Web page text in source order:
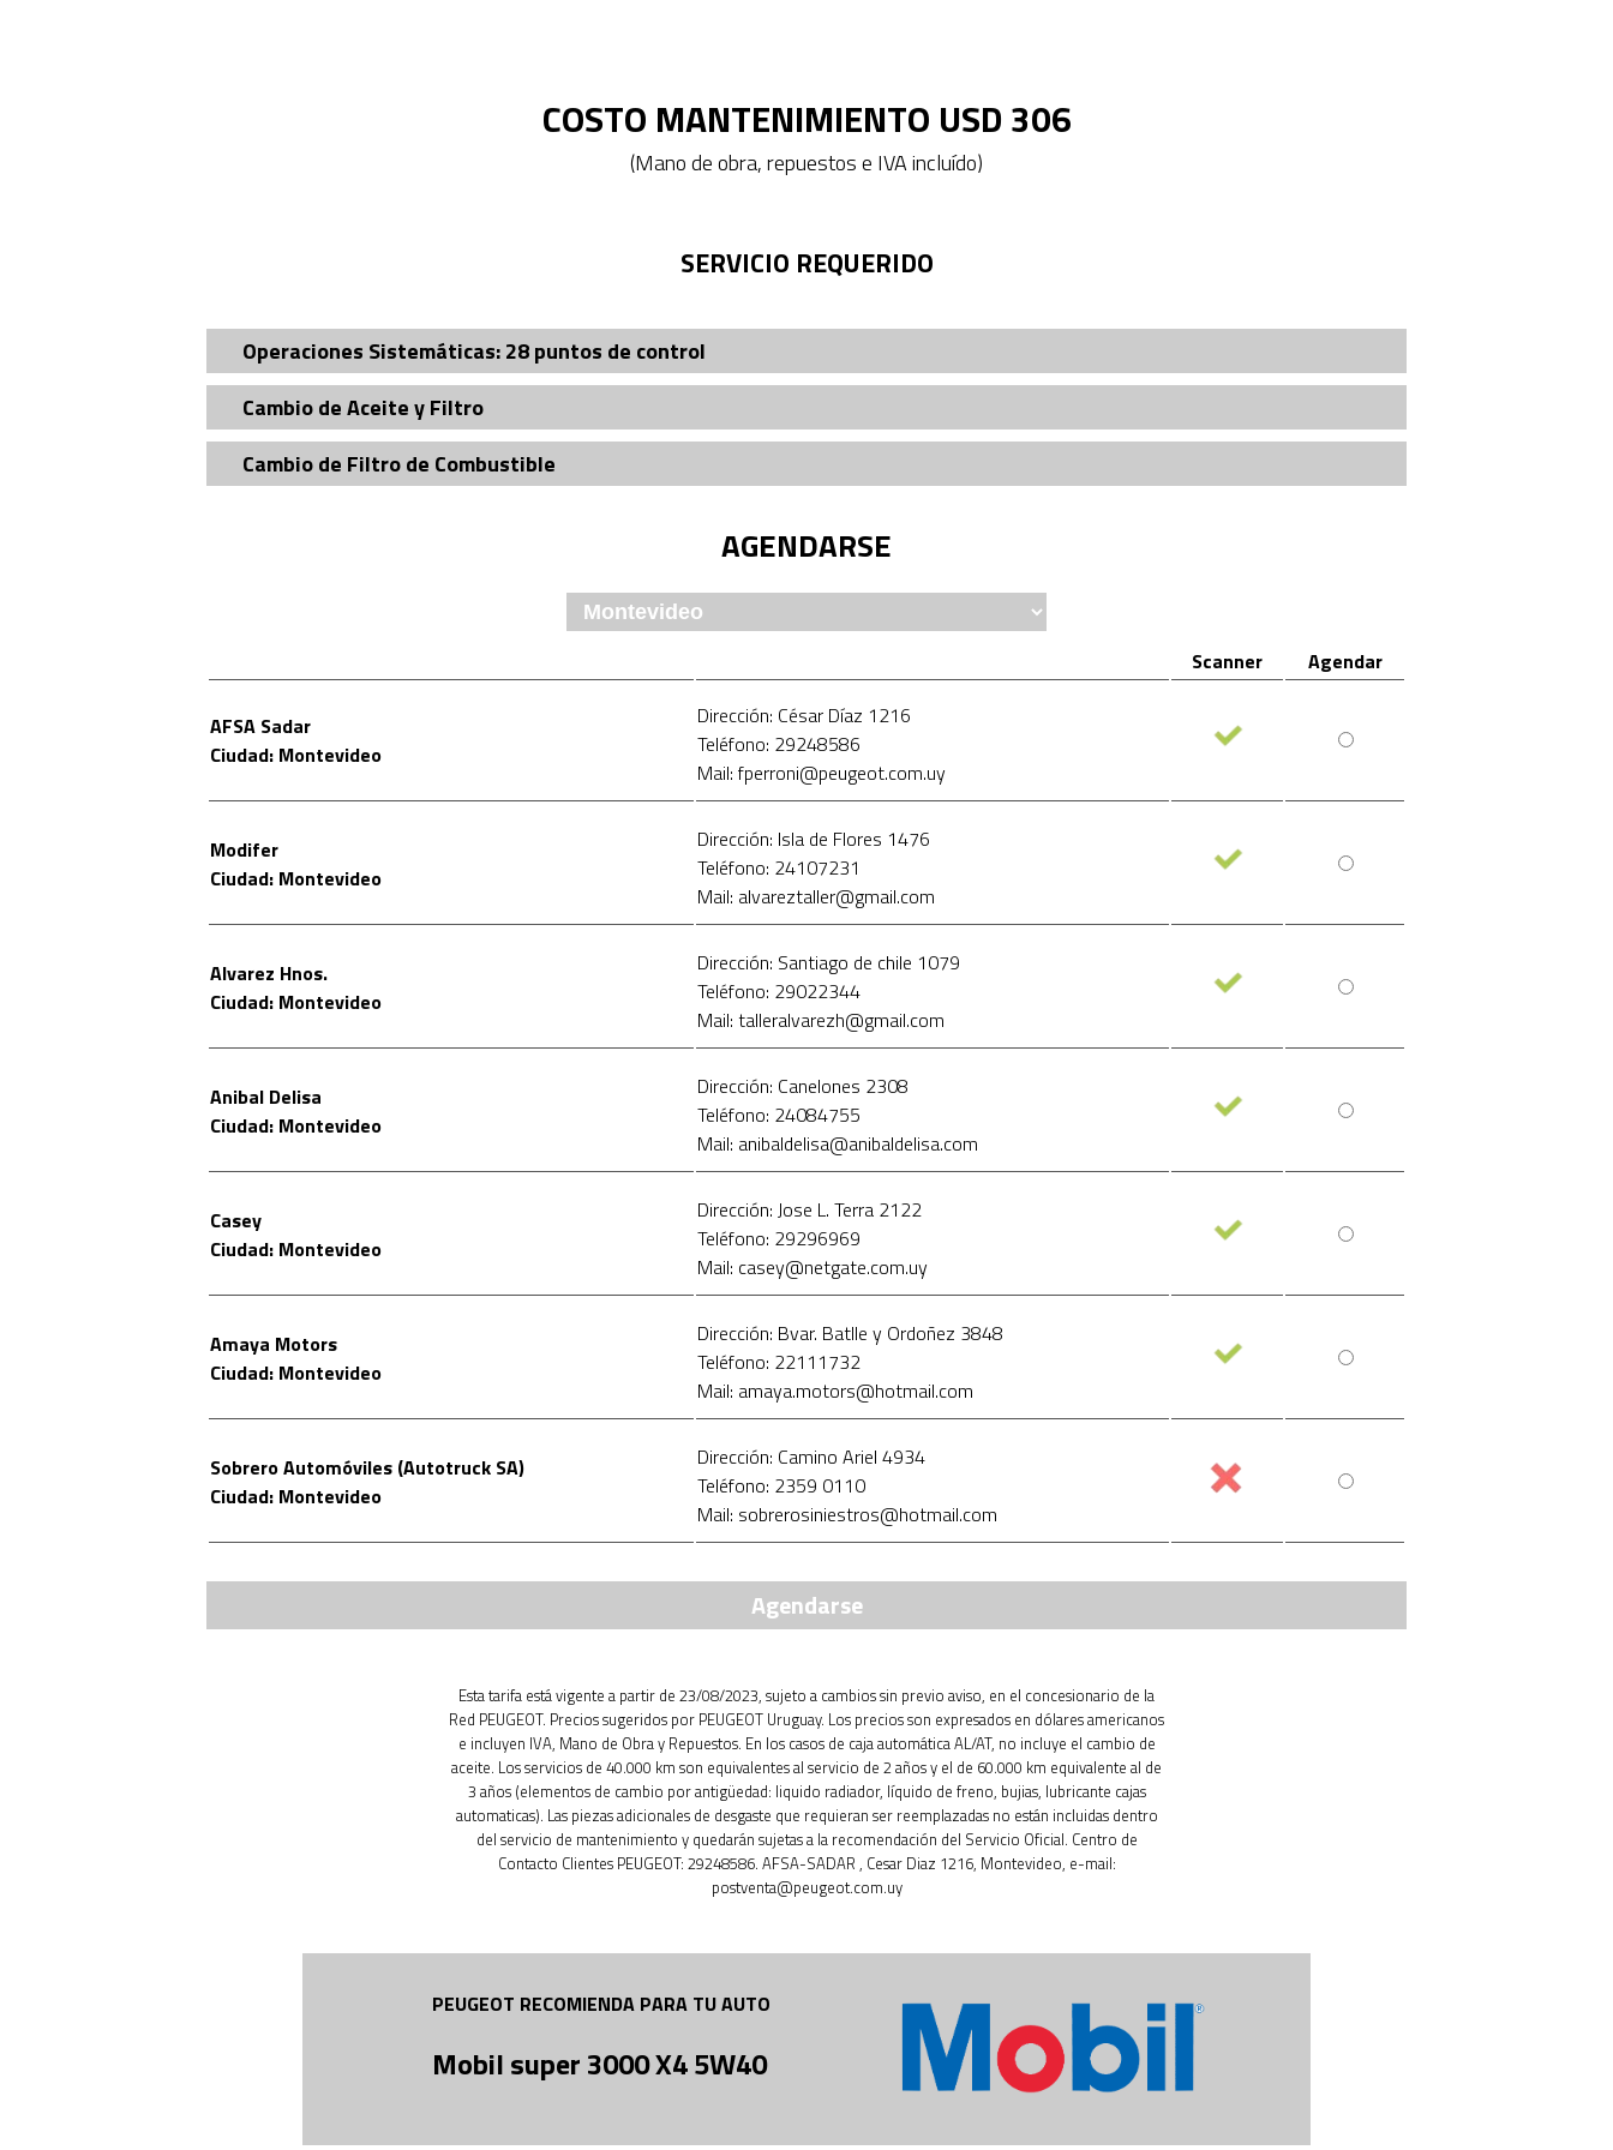
COSTO MANTENIMIENTO USD 306
(Mano de obra, repuestos e IVA incluído)
SERVICIO REQUERIDO
Operaciones Sistemáticas: 28 puntos de control
Cambio de Aceite y Filtro
Cambio de Filtro de Combustible
AGENDARSE
Scanner Agendar
AFSA Sadar
Ciudad: Montevideo
Dirección: César Díaz 1216
Teléfono: 29248586
Mail: fperroni@peugeot.com.uy
Modifer
Ciudad: Montevideo
Dirección: Isla de Flores 1476
Teléfono: 24107231
Mail: alvareztaller@gmail.com
Alvarez Hnos.
Ciudad: Montevideo
Dirección: Santiago de chile 1079
Teléfono: 29022344
Mail: talleralvarezh@gmail.com
Anibal Delisa
Ciudad: Montevideo
Dirección: Canelones 2308
Teléfono: 24084755
Mail: anibaldelisa@anibaldelisa.com
Casey
Ciudad: Montevideo
Dirección: Jose L. Terra 2122
Teléfono: 29296969
Mail: casey@netgate.com.uy
Amaya Motors
Ciudad: Montevideo
Dirección: Bvar. Batlle y Ordoñez 3848
Teléfono: 22111732
Mail: amaya.motors@hotmail.com
Sobrero Automóviles (Autotruck SA)
Ciudad: Montevideo
Dirección: Camino Ariel 4934
Teléfono: 2359 0110
Mail: sobrerosiniestros@hotmail.com
Agendarse
Esta tarifa está vigente a partir de 23/08/2023, sujeto a cambios sin previo aviso, en el concesionario de la
Red PEUGEOT. Precios sugeridos por PEUGEOT Uruguay. Los precios son expresados en dólares americanos
e incluyen IVA, Mano de Obra y Repuestos. En los casos de caja automática AL/AT, no incluye el cambio de
aceite. Los servicios de 40.000 km son equivalentes al servicio de 2 años y el de 60.000 km equivalente al de
3 años (elementos de cambio por antigüedad: liquido radiador, líquido de freno, bujias, lubricante cajas
automaticas). Las piezas adicionales de desgaste que requieran ser reemplazadas no están incluidas dentro
del servicio de mantenimiento y quedarán sujetas a la recomendación del Servicio Oficial. Centro de
Contacto Clientes PEUGEOT: 29248586. AFSA-SADAR , Cesar Diaz 1216, Montevideo, e-mail:
postventa@peugeot.com.uy
PEUGEOT RECOMIENDA PARA TU AUTO
Mobil super 3000 X4 5W40